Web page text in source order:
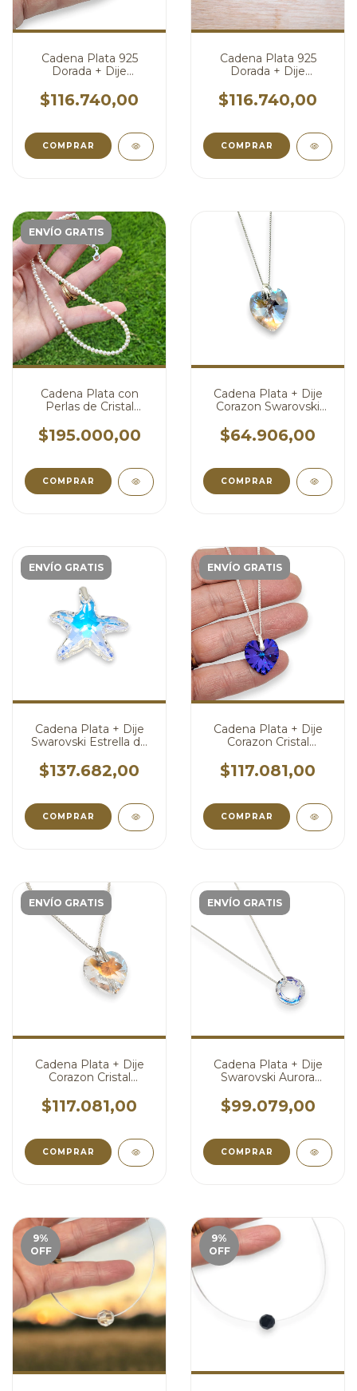
Cadena Plata 925
Dorada + Dije
Cristal cod4617
$116.740,00
COMPRAR
Cadena Plata 925
Dorada + Dije
Ambar cod4333
$116.740,00
COMPRAR
ENVÍO GRATIS
Cadena Plata con
Perlas de Cristal
mm cod4563
$195.000,00
COMPRAR
Cadena Plata + Dije
Corazon Swarovski
cod4606
$64.906,00
COMPRAR
ENVÍO GRATIS
Cadena Plata + Dije
Swarovski Estrella de
mm cod4539
$137.682,00
COMPRAR
ENVÍO GRATIS
Cadena Plata + Dije
Corazon Cristal
Violeta 18 mm
cod4510
$117.081,00
COMPRAR
ENVÍO GRATIS
Cadena Plata + Dije
Corazon Cristal
mm cod4509
$117.081,00
COMPRAR
ENVÍO GRATIS
Cadena Plata + Dije
Swarovski Aurora
cod4496
$99.079,00
COMPRAR
9%
OFF
9%
OFF